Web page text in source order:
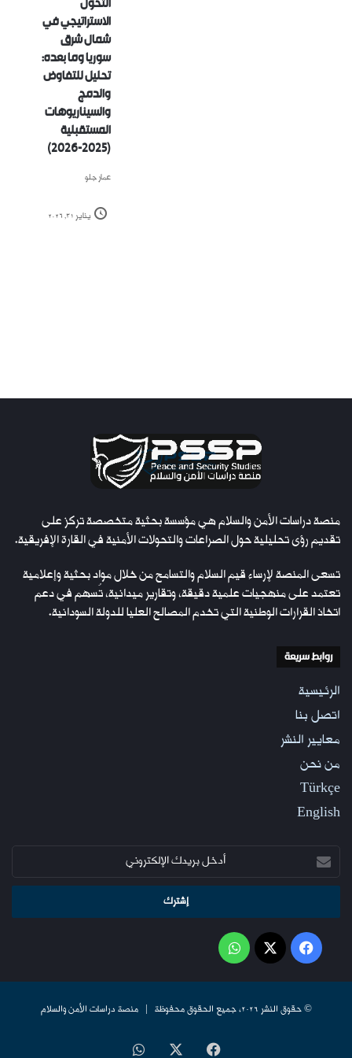
التحول
الاستراتيجي في
شمال شرق
سوريا وما بعده:
تحليل للتفاوض
والدمج
والسيناريوهات
المستقبلية
(2025-2026)
عمار جلو
يناير 31, 2026
منصة دراسات الأمن والسلام هي مؤسسة بحثية متخصصة تركز على
تقديم رؤى تحليلية حول الصراعات والتحولات الأمنية في القارة الإفريقية.
تسعى المنصة لإرساء قيم السلام والتسامح من خلال مواد بحثية وإعلامية
تعتمد على منهجيات علمية دقيقة، وتقارير ميدانية، تُسهم في دعم
اتخاذ القرارات الوطنية التي تخدم المصالح العليا للدولة السودانية.
روابط سريعة
الرئيسية
اتصل بنا
معايير النشر
من نحن
Türkçe
English
أدخل
بريدك
الإلكتروني
فيسبوك ‫X واتساب
© حقوق النشر 2026، جميع الحقوق محفوظة | منصة دراسات الأمن والسلام
فيسبوك